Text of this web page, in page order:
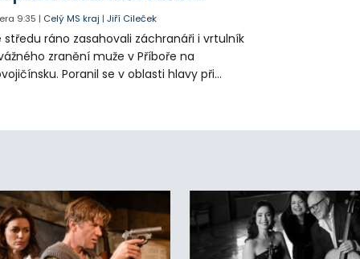
9:35 | Celý MS kraj |Jiří Cileček
středu ráno zasahovali záchranáři i vrtulník
zranění muže v Příboře na
Poranil se v oblasti hlavy při